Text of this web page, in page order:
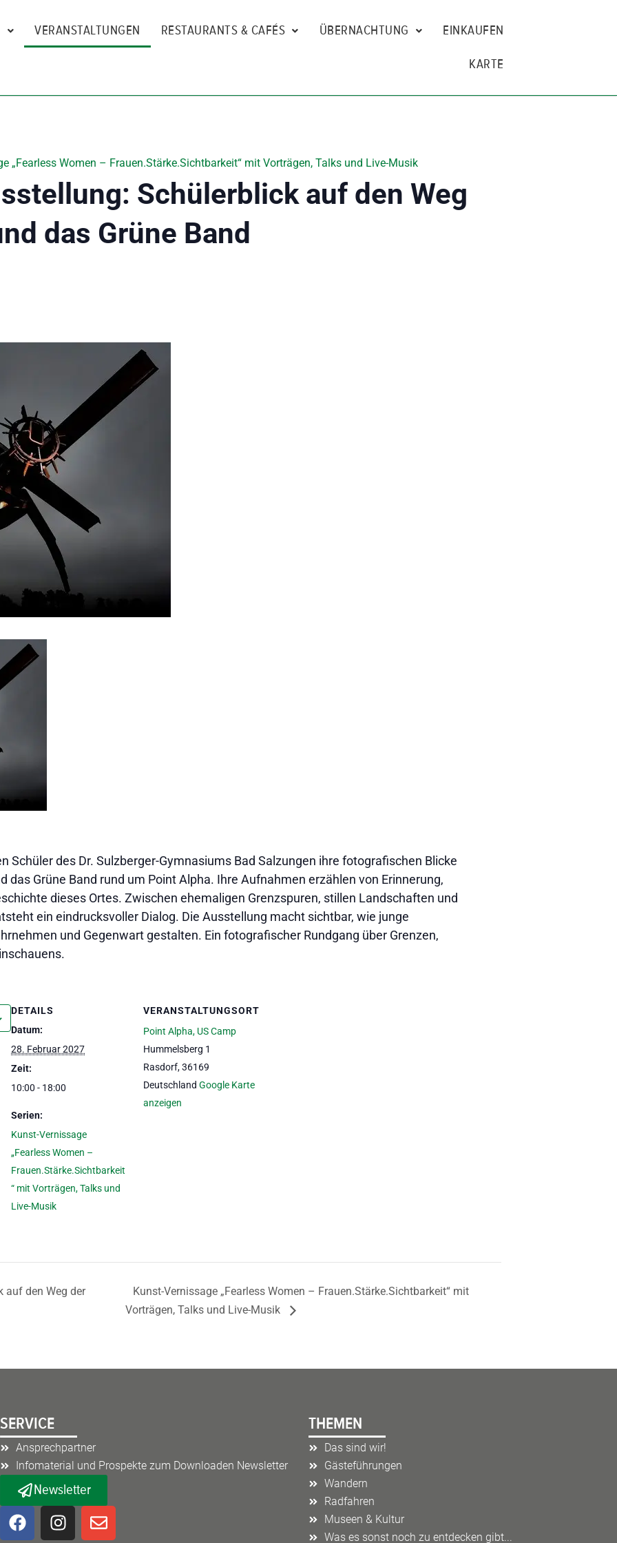
VERANSTALTUNGEN RESTAURANTS & CAFÉS ÜBERNACHTUNG EINKAUFEN
KARTE
„Fearless Women – Frauen.Stärke.Sichtbarkeit“ mit Vorträgen, Talks und Live-Musik
Schülerblick auf den Weg
das Grüne Band
Schüler des Dr. Sulzberger-Gymnasiums Bad Salzungen ihre fotografischen Blicke
das Grüne Band rund um Point Alpha. Ihre Aufnahmen erzählen von Erinnerung,
dieses Ortes. Zwischen ehemaligen Grenzspuren, stillen Landschaften und
ein eindrucksvoller Dialog. Die Ausstellung macht sichtbar, wie junge
und Gegenwart gestalten. Ein fotografischer Rundgang über Grenzen,
DETAILS
Datum:
28. Februar 2027
Zeit:
10:00 - 18:00
Serien:
Kunst-Vernissage
„Fearless Women –
Frauen.Stärke.Sichtbarkeit
“ mit Vorträgen, Talks und
Live-Musik
VERANSTALTUNGSORT
Point Alpha, US Camp
Hummelsberg 1
Rasdorf,36169
Deutschland Google Karte
anzeigen
auf den Weg der
Kunst-Vernissage „Fearless Women – Frauen.Stärke.Sichtbarkeit“ mit
Vorträgen, Talks und Live-Musik
SERVICE
Ansprechpartner
Infomaterial und Prospekte zum Downloaden Newsletter
Newsletter
F
a
I
n
E
n
THEMEN
Das sind wir!
Gästeführungen
Wandern
Radfahren
Museen & Kultur
Was es sonst noch zu entdecken gibt...